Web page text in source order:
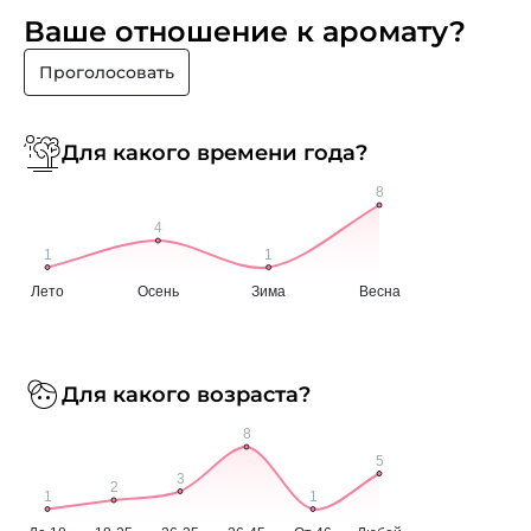
Ваше отношение к аромату?
Проголосовать
Для какого времени года?
Для какого возраста?